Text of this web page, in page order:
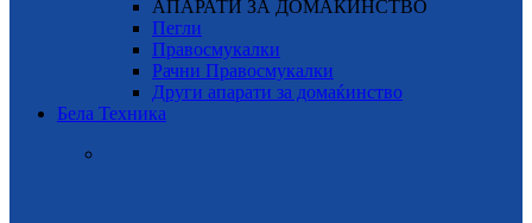
АПАРАТИ ЗА ДОМАЌИНСТВО
Пегли
Правосмукалки
Рачни Правосмукалки
Други апарати за домаќинство
Бела Техника